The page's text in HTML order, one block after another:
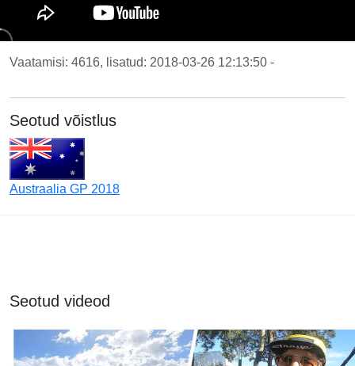
Vaatamisi: 4616, lisatud: 2018-03-26 12:13:50 -
Seotud võistlus
Austraalia GP 2018
Seotud videod